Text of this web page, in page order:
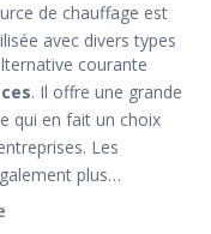
de chauffage est
avec divers types
courante
. Il offre une grande
qui en fait un choix
Les
plus